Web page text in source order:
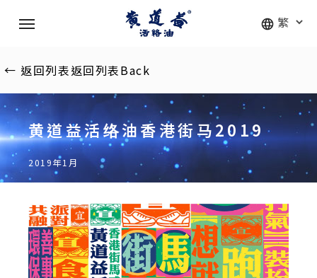
content
Menu
← 返回列表返回列表Back
黄道益活络油香港街马2019
2019年1月